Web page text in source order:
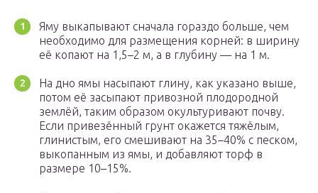
Яму выкапывают сначала гораздо больше, чем
необходимо для размещения корней: в ширину
её копают на 1,5–2 м, а в глубину — на 1 м.
На дно ямы насыпают глину, как указано выше,
потом её засыпают привозной плодородной
землёй, таким образом окультуривают почву.
Если привезённый грунт окажется тяжёлым,
глинистым, его смешивают на 35–40% с песком,
выкопанным из ямы, и добавляют торф в
размере 10–15%.